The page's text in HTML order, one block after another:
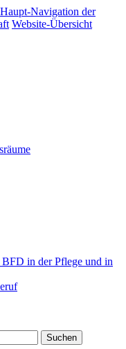
Haupt-Navigation der
Website-Übersicht
in der Pflege und in
Suchen